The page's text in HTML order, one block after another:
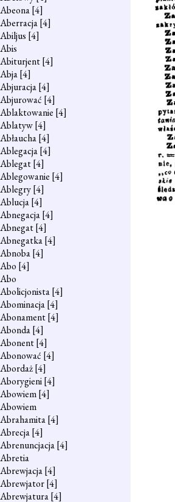
Abeona[4]
Aberracja[4]
Abiljus [4]
Abis
Abiturjent[4]
Abja[4]
Abjuracja[4]
Abjurować [4]
Ablaktowanie [4]
Ablatyw[4]
Abłaucha[4]
Ablegacja[4]
Ablegat[4]
Ablegowanie [4]
Ablegry[4]
Ablucja[4]
Abnegacja[4]
Abnegat[4]
Abnegatka[4]
Abnoba[4]
Abo [4]
Abo
Abolicjonista[4]
Abominacja[4]
Abonament[4]
Abonda[4]
Abonent[4]
Abonować [4]
Abordaż[4]
Aborygieni[4]
Abowiem[4]
Abowiem
Abrahamita[4]
Abrecja[4]
Abrenuncjacja[4]
Abretia
Abrewjacja[4]
Abrewjator[4]
Abrewjatura[4]